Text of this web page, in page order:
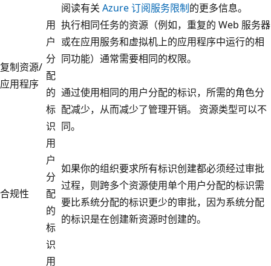
阅读有关 Azure 订阅服务限制的更多信息。
复制资源/
应用程序
用
户
分
配
的
标
识
执行相同任务的资源（例如，重复的 Web 服务器
或在应用服务和虚拟机上的应用程序中运行的相
同功能）通常需要相同的权限。
通过使用相同的用户分配的标识，所需的角色分
配减少，从而减少了管理开销。 资源类型可以不
同。
合规性
用
户
分
配
的
标
识
如果你的组织要求所有标识创建都必须经过审批
过程，则跨多个资源使用单个用户分配的标识需
要比系统分配的标识更少的审批，因为系统分配
的标识是在创建新资源时创建的。
用